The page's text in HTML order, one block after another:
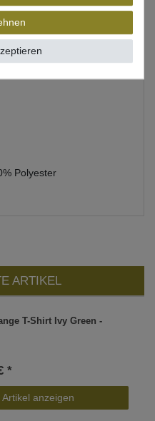
Polyester
ARTIKEL
T-Shirt Ivy Green -
*
Artikel anzeigen